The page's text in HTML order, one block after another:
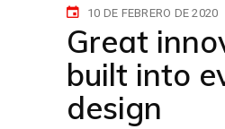
10 DE FEBRERO DE 2020
Great
built into
design